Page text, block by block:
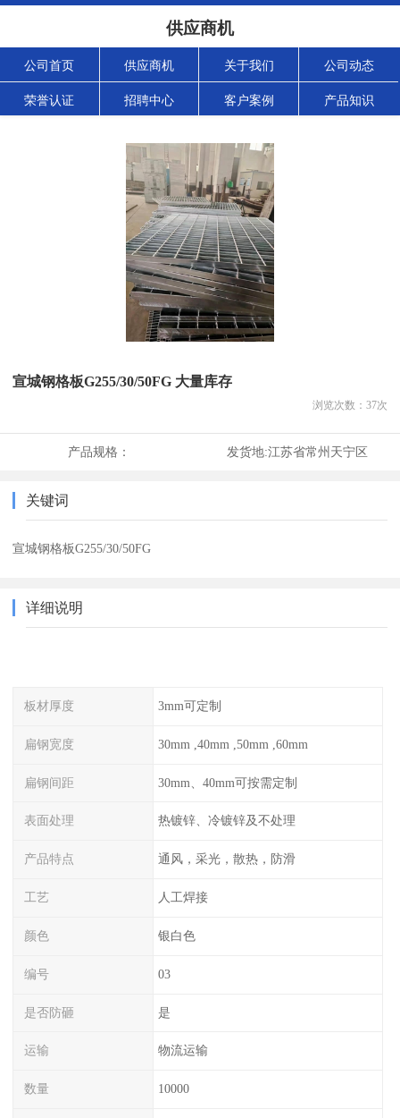
供应商机
公司首页 供应商机 关于我们 公司动态
荣誉认证 招聘中心 客户案例 产品知识
宣城钢格板G255/30/50FG 大量库存
浏览次数： 37次
产品规格： 发货地:江苏省常州天宁区
关键词
宣城钢格板G255/30/50FG
详细说明
板材厚度 3mm可定制
扁钢宽度 30mm ,40mm ,50mm ,60mm
扁钢间距 30mm、40mm可按需定制
表面处理 热镀锌、冷镀锌及不处理
产品特点 通风，采光，散热，防滑
工艺 人工焊接
颜色 银白色
编号 03
是否防砸 是
运输 物流运输
数量 10000